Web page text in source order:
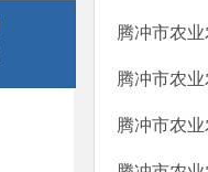
腾冲市农
腾冲市农
腾冲市农